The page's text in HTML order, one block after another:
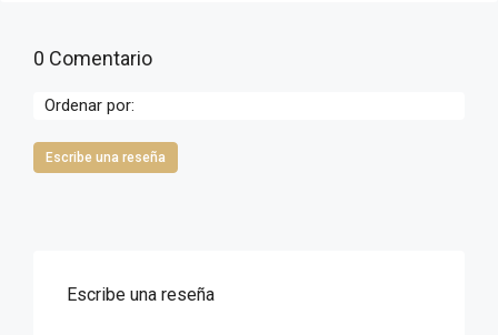
0 Comentario
Ordenar por:
Escribe una reseña
Escribe una reseña